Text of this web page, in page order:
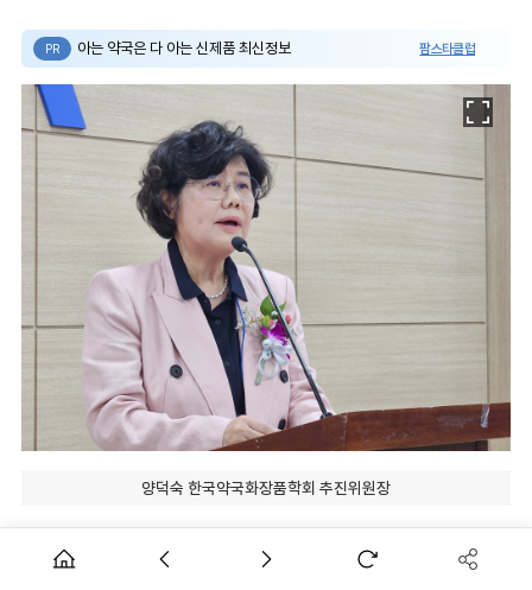
PR 아는 약국은 다 아는 신제품 최신정보 팜스타클럽
양덕숙 한국약국화장품학회 추진위원장
어가는 가운데 화장품의 성분과 제형을 약학적으로 연구하고